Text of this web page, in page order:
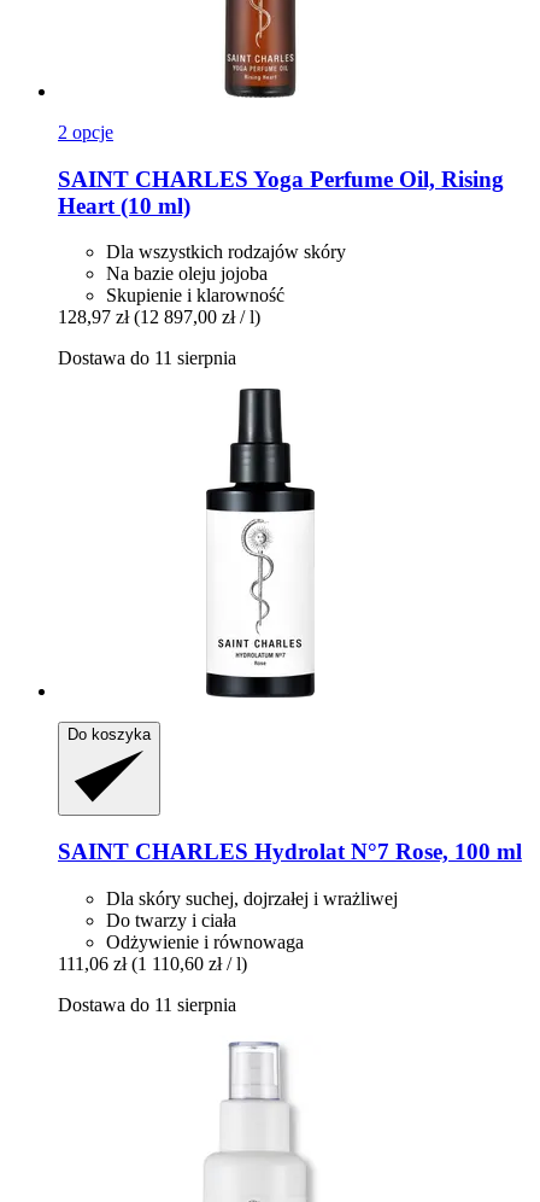
2 opcje
SAINT CHARLES Yoga Perfume Oil, Rising
Heart (10 ml)
Dla wszystkich rodzajów skóry
Na bazie oleju jojoba
Skupienie i klarowność
128,97 zł (12 897,00 zł / l)
Dostawa do 11 sierpnia
Do koszyka
SAINT CHARLES Hydrolat N°7 Rose, 100 ml
Dla skóry suchej, dojrzałej i wrażliwej
Do twarzy i ciała
Odżywienie i równowaga
111,06 zł (1 110,60 zł / l)
Dostawa do 11 sierpnia